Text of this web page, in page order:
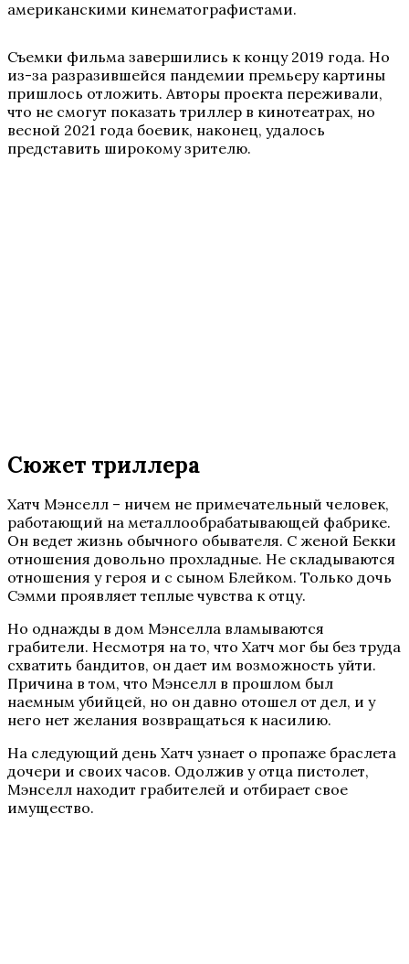
американскими кинематографистами.
Съемки фильма завершились к концу 2019 года. Но
из-за разразившейся пандемии премьеру картины
пришлось отложить. Авторы проекта переживали,
что не смогут показать триллер в кинотеатрах, но
весной 2021 года боевик, наконец, удалось
представить широкому зрителю.
Сюжет триллера
Хатч Мэнселл – ничем не примечательный человек,
работающий на металлообрабатывающей фабрике.
Он ведет жизнь обычного обывателя. С женой Бекки
отношения довольно прохладные. Не складываются
отношения у героя и с сыном Блейком. Только дочь
Сэмми проявляет теплые чувства к отцу.
Но однажды в дом Мэнселла вламываются
грабители. Несмотря на то, что Хатч мог бы без труда
схватить бандитов, он дает им возможность уйти.
Причина в том, что Мэнселл в прошлом был
наемным убийцей, но он давно отошел от дел, и у
него нет желания возвращаться к насилию.
На следующий день Хатч узнает о пропаже браслета
дочери и своих часов. Одолжив у отца пистолет,
Мэнселл находит грабителей и отбирает свое
имущество.